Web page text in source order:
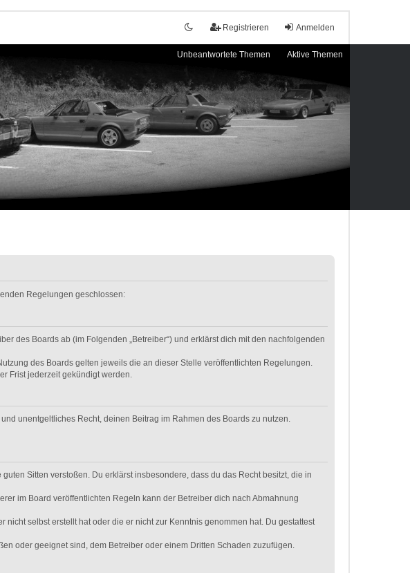
Anmelden
Registrieren
Unbeantwortete Themen Aktive Themen
Regelungen geschlossen:
des Boards ab (im Folgenden „Betreiber“) und erklärst dich mit den nachfolgenden
des Boards gelten jeweils die an dieser Stelle veröffentlichten Regelungen.
Frist jederzeit gekündigt werden.
unentgeltliches Recht, deinen Beitrag im Rahmen des Boards zu nutzen.
Sitten verstoßen. Du erklärst insbesondere, dass du das Recht besitzt, die in
im Board veröffentlichten Regeln kann der Betreiber dich nach Abmahnung
selbst erstellt hat oder die er nicht zur Kenntnis genommen hat. Du gestattest
oder geeignet sind, dem Betreiber oder einem Dritten Schaden zuzufügen.